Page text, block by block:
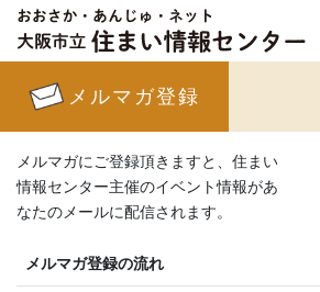
メルマガ登録
メルマガにご登録頂きますと、住まい
情報センター主催のイベント情報があ
なたのメールに配信されます。
メルマガ登録の流れ